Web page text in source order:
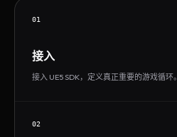
01
接入
接入 UE5 SDK，定义真正重要的游戏循环。
02